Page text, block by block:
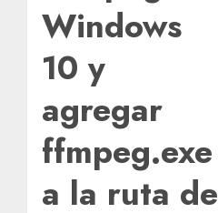
Windows
10 y
agregar
ffmpeg.exe
a la ruta de